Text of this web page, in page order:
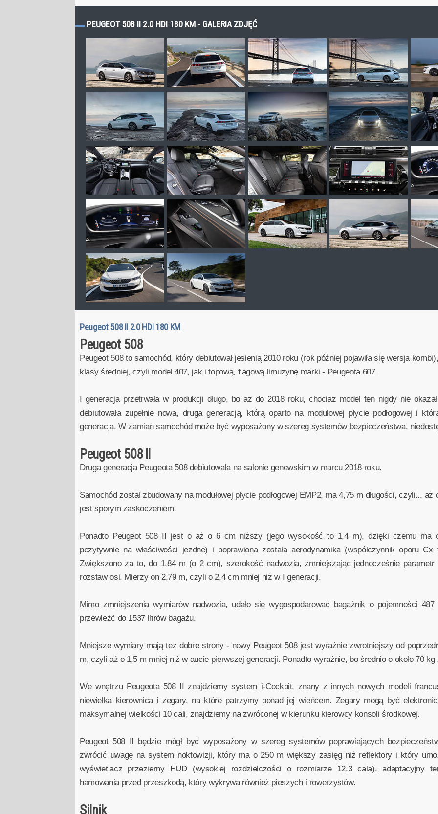
PEUGEOT 508 II 2.0 HDI 180 KM - GALERIA ZDJĘĆ
Peugeot 508 II 2.0 HDI 180 KM
Peugeot 508
Peugeot 508 to samochód, który debiutował jesienią 2010 roku (rok później pojawiła się wersja
klasy średniej, czyli model 407, jak i topową, flagową limuzynę marki - Peugeota 607.
I generacja przetrwała w produkcji długo, bo aż do 2018 roku, chociaż model ten nigdy nie
debiutowała zupełnie nowa, druga generacją, którą oparto na modułowej płycie podłogowej i
generacja. W zamian samochód może być wyposażony w szereg systemów bezpieczeństwa,
Peugeot 508 II
Druga generacja Peugeota 508 debiutowała na salonie genewskim w marcu 2018 roku.
Samochód został zbudowany na modułowej płycie podłogowej EMP2, ma 4,75 m długości, czyli...
jest sporym zaskoczeniem.
Ponadto Peugeot 508 II jest o aż o 6 cm niższy (jego wysokość to 1,4 m), dzięki czemu ma
pozytywnie na właściwości jezdne) i poprawiona została aerodynamika (współczynnik oporu
Zwiększono za to, do 1,84 m (o 2 cm), szerokość nadwozia, zmniejszając jednocześnie
rozstaw osi. Mierzy on 2,79 m, czyli o 2,4 cm mniej niż w I generacji.
Mimo zmniejszenia wymiarów nadwozia, udało się wygospodarować bagażnik o pojemności
przewieźć do 1537 litrów bagażu.
Mniejsze wymiary mają tez dobre strony - nowy Peugeot 508 jest wyraźnie zwrotniejszy od
m, czyli aż o 1,5 m mniej niż w aucie pierwszej generacji. Ponadto wyraźnie, bo średnio o około 70
We wnętrzu Peugeota 508 II znajdziemy system i-Cockpit, znany z innych nowych modeli
niewielka kierownica i zegary, na które patrzymy ponad jej wieńcem. Zegary mogą być
maksymalnej wielkości 10 cali, znajdziemy na zwróconej w kierunku kierowcy konsoli środkowej.
Peugeot 508 II będzie mógł być wyposażony w szereg systemów poprawiających
zwrócić uwagę na system noktowizji, który ma o 250 m większy zasięg niż reflektory i który
wyświetlacz przezierny HUD (wysokiej rozdzielczości o rozmiarze 12,3 cala), adaptacyjny
hamowania przed przeszkodą, który wykrywa również pieszych i rowerzystów.
Silnik